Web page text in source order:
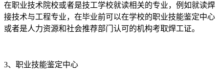
在职业技术院校或者是技工学校就读相关的专业，例如就读焊
接技术与工程专业，在毕业前可以在学校的职业技能鉴定中心
或者是人力资源和社会推荐部门认可的机构考取焊工证。
3、职业技能鉴定中心